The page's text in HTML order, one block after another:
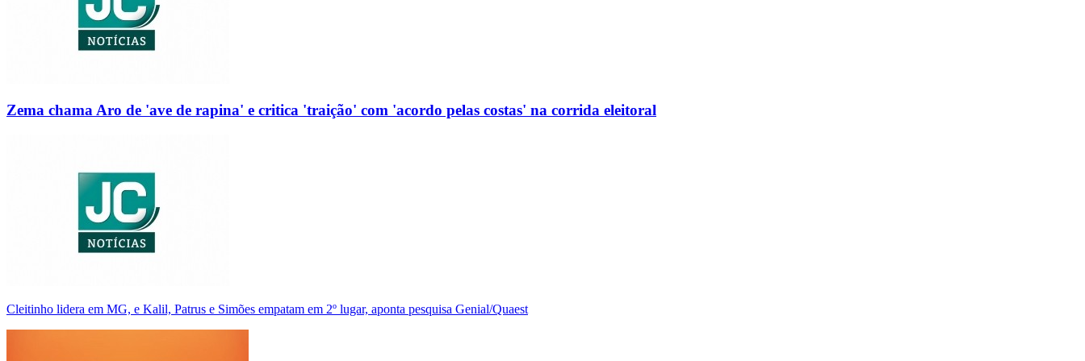
Zema chama Aro de 'ave de rapina' e critica 'traição' com 'acordo pelas costas' na corrida eleitoral
Cleitinho lidera em MG, e Kalil, Patrus e Simões empatam em 2º lugar, aponta pesquisa Genial/Quaest